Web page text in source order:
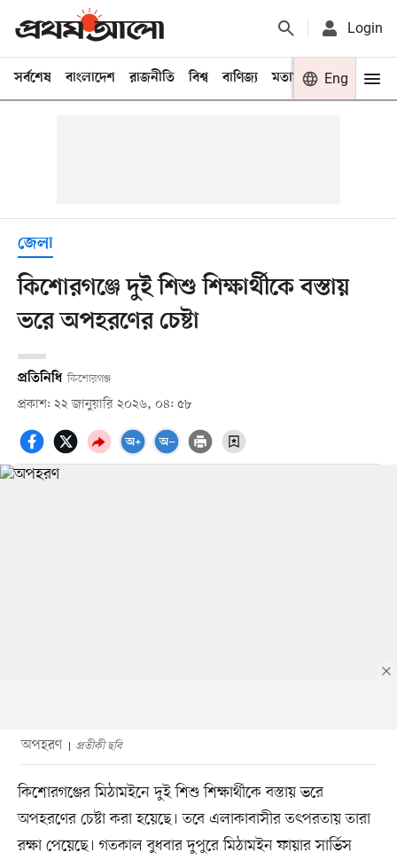
Login
সর্বশেষ বাংলাদেশ রাজনীতি বিশ্ব বাণিজ্য মতামত খেলা
Eng
জেলা
কিশোরগঞ্জে দুই শিশু শিক্ষার্থীকে বস্তায়
ভরে অপহরণের চেষ্টা
প্রতিনিধি কিশোরগঞ্জ
প্রকাশ: ২২ জানুয়ারি ২০২৬, ০৪: ৫৮
অপহরণ প্রতীকী ছবি
কিশোরগঞ্জের মিঠামইনে দুই শিশু শিক্ষার্থীকে বস্তায় ভরে
অপহরণের চেষ্টা করা হয়েছে। তবে এলাকাবাসীর তৎপরতায় তারা
রক্ষা পেয়েছে। গতকাল বুধবার দুপুরে মিঠামইন ফায়ার সার্ভিস